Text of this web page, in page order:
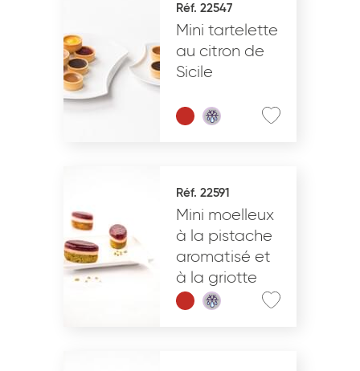
VALIDER
Réf. 22547
Mini tartelette
au citron de
Sicile
Réf. 22591
Mini moelleux
à la pistache
aromatisé et
à la griotte